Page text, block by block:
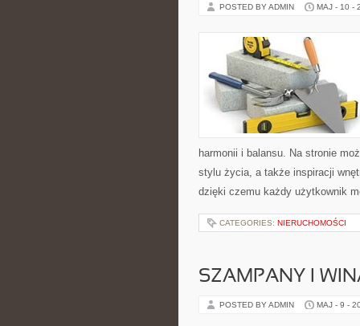
POSTED BY ADMIN MAJ - 10 -
harmonii i balansu. Na stronie
stylu życia, a także inspiracji
dzięki czemu każdy użytkownik
CATEGORIES: NIERUCHOMOŚCI
SZAMPANY I
POSTED BY ADMIN MAJ - 9 -